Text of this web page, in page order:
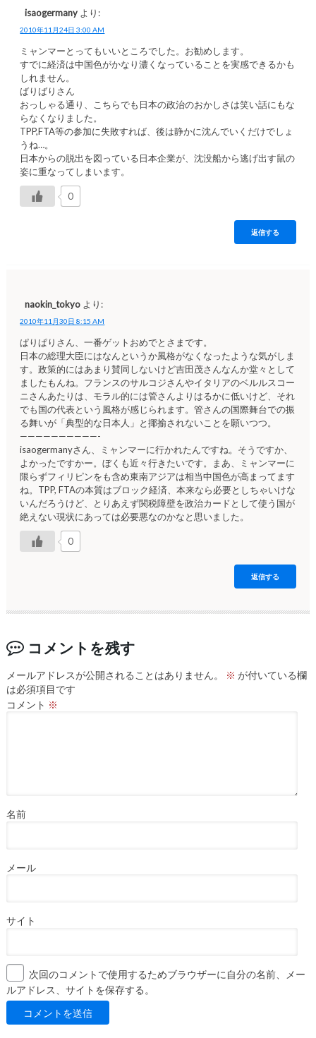
isaogermany より:
2010年11月24日 3:00 AM
ミャンマーとってもいいところでした。お勧めします。
すでに経済は中国色がかなり濃くなっていることを実感できるかも
しれません。
ばりばりさん
おっしゃる通り、こちらでも日本の政治のおかしさは笑い話にもな
らなくなりました。
TPP,FTA等の参加に失敗すれば、後は静かに沈んでいくだけでしょ
うね…。
日本からの脱出を図っている日本企業が、沈没船から逃げ出す鼠の
姿に重なってしまいます。
0
返信する
naokin_tokyo より:
2010年11月30日 8:15 AM
ぱりぱりさん、一番ゲットおめでとさまです。
日本の総理大臣にはなんというか風格がなくなったような気がしま
す。政策的にはあまり賛同しないけど吉田茂さんなんか堂々として
ましたもんね。フランスのサルコジさんやイタリアのベルルスコー
ニさんあたりは、モラル的には管さんよりはるかに低いけど、それ
でも国の代表という風格が感じられます。管さんの国際舞台での振
る舞いが「典型的な日本人」と揶揄されないことを願いつつ。
——————————-
isaogermanyさん、ミャンマーに行かれたんですね。そうですか、
よかったですかー。ぼくも近々行きたいです。まあ、ミャンマーに
限らずフィリピンをも含め東南アジアは相当中国色が高まってます
ね。TPP, FTAの本質はブロック経済、本来なら必要としちゃいけな
いんだろうけど、とりあえず関税障壁を政治カードとして使う国が
絶えない現状にあっては必要悪なのかなと思いました。
0
返信する
コメントを残す
メールアドレスが公開されることはありません。 ※ が付いている欄
は必須項目です
コメント ※
名前
メール
サイト
次回のコメントで使用するためブラウザーに自分の名前、メー
ルアドレス、サイトを保存する。